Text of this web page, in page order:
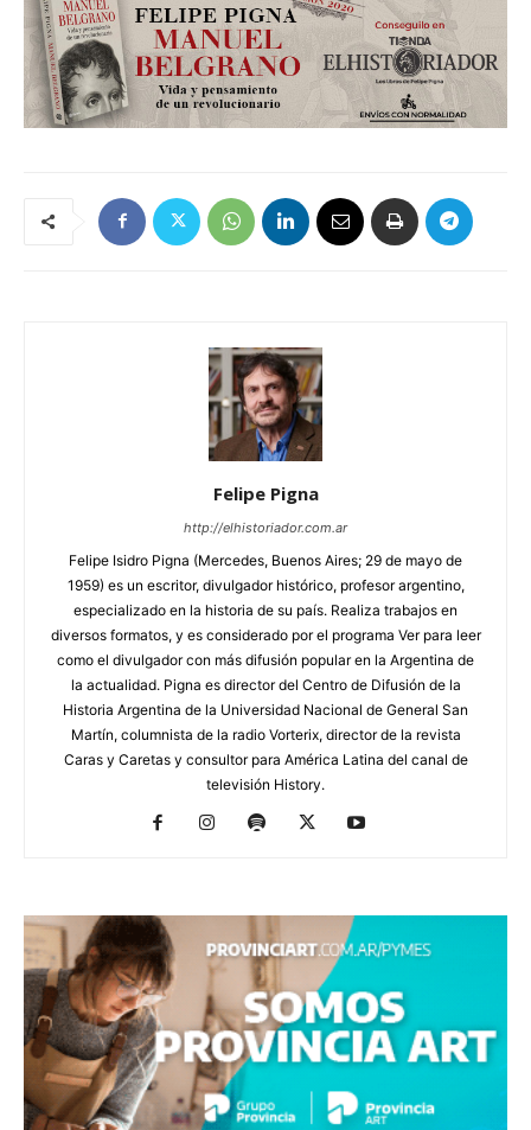
Felipe Pigna
http://elhistoriador.com.ar
Felipe Isidro Pigna (Mercedes, Buenos Aires; 29 de mayo de
1959) es un escritor, divulgador histórico, profesor argentino,
especializado en la historia de su país. Realiza trabajos en
diversos formatos, y es considerado por el programa Ver para leer
como el divulgador con más difusión popular en la Argentina de
la actualidad. Pigna es director del Centro de Difusión de la
Historia Argentina de la Universidad Nacional de General San
Martín, columnista de la radio Vorterix, director de la revista
Caras y Caretas y consultor para América Latina del canal de
televisión History.